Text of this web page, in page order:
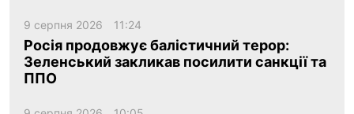
9 серпня 2026 11:24
Росія продовжує балістичний терор:
Зеленський закликав посилити санкції та
ППО